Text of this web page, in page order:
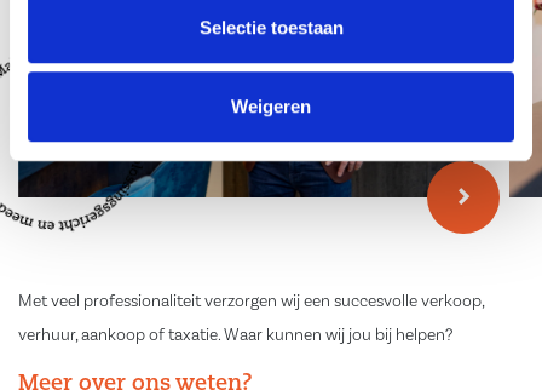
Selectie toestaan
Weigeren
Met veel professionaliteit verzorgen wij een succesvolle verkoop,
verhuur, aankoop of taxatie. Waar kunnen wij jou bij helpen?
Meer over ons weten?